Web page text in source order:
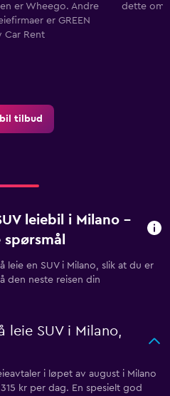
er Wheego. Andre
er GREEN
Car Rent
dette
tilbud
leiebil i Milano –
en SUV i Milano, slik at du er
den neste reisen din
SUV i Milano,
i løpet av august i Milano
kr per dag. En spesielt god